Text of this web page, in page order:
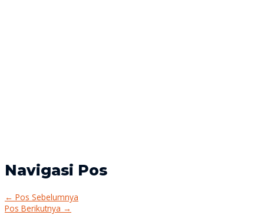
Navigasi Pos
← Pos Sebelumnya
Pos Berikutnya →